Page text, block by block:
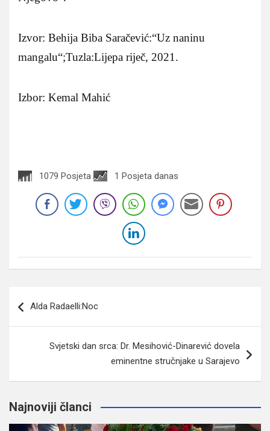
Izvor: Behija Biba Saračević:“Uz naninu
mangalu“;Tuzla:Lijepa riječ, 2021.
Izbor: Kemal Mahić
1079 Posjeta 1 Posjeta danas
članaka
Alda Radaelli:Noc
Svjetski dan srca: Dr. Mesihović-Dinarević dovela
eminentne stručnjake u Sarajevo
Najnoviji članci